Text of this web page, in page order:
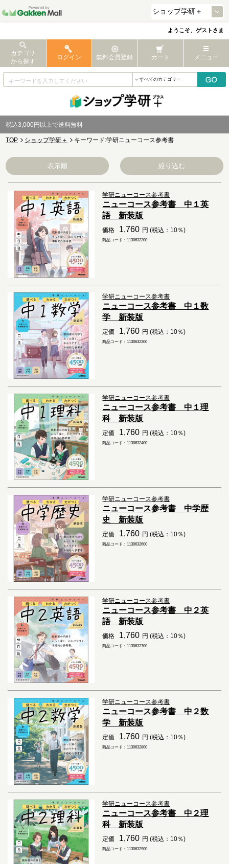
ようこそ、ゲストさま
カテゴリ
から探す
ログイン 無料会員登録 カート メニュー
税込3,000円以上で送料無料
TOP ショップ学研＋ キーワード:学研ニューコース参考書
表示順 絞り込む
学研ニューコース参考書
ニューコース参考書 中１英
語 新装版
価格 1,760 円 (税込：10％)
商品コード：1130632200
学研ニューコース参考書
ニューコース参考書 中１数
学 新装版
定価 1,760 円 (税込：10％)
商品コード：1130632300
学研ニューコース参考書
ニューコース参考書 中１理
科 新装版
定価 1,760 円 (税込：10％)
商品コード：1130632400
学研ニューコース参考書
ニューコース参考書 中学歴
史 新装版
定価 1,760 円 (税込：10％)
商品コード：1130632600
学研ニューコース参考書
ニューコース参考書 中２英
語 新装版
価格 1,760 円 (税込：10％)
商品コード：1130632700
学研ニューコース参考書
ニューコース参考書 中２数
学 新装版
定価 1,760 円 (税込：10％)
商品コード：1130632800
学研ニューコース参考書
ニューコース参考書 中２理
科 新装版
定価 1,760 円 (税込：10％)
商品コード：1130632900